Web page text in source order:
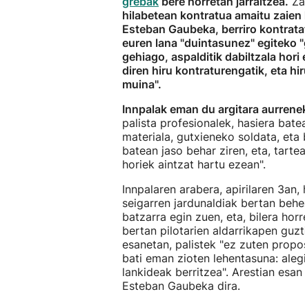
hilabetean kontratua amaitu
Esteban Gaubeka, berriro
euren lana "duintasunez" egiteko
gehiago, aspalditik dabiltzala hori
diren hiru kontraturengatik, eta
muina".
Innpalak eman du argitara
palista profesionalek, hasiera
materiala, gutxieneko soldata,
batean jaso behar ziren, eta,
horiek aintzat hartu ezean".
Innpalaren arabera, apirilaren
seigarren jardunaldiak bertan
batzarra egin zuen, eta, bilera
bertan pilotarien aldarrikapen
esanetan, palistek "ez zuten
bati eman zioten lehentasuna:
lankideak berritzea". Arestian
Esteban Gaubeka dira.